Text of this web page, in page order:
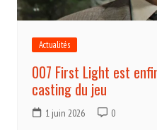
Actualités
007 First Light est
casting du jeu
1 juin 2026 0